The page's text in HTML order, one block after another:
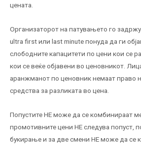
цената.
Организаторот на патувањето го
ultra first или last minute понуда да ги
слободните капацитети по цени кои се
кои се веќе објавени во ценовникот.
аранжманот по ценовник немаат право
средства за разликата во цена.
Попустите НЕ можe да се комбинираат
промотивните цени НЕ следува попуст,
букирање и за две смени НЕ може да се